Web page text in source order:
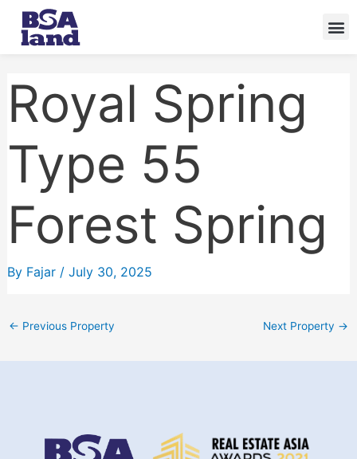
Skip
content
Royal Spring
Type 55
Forest Spring
By Fajar / July 30, 2025
← Previous Property Next Property →